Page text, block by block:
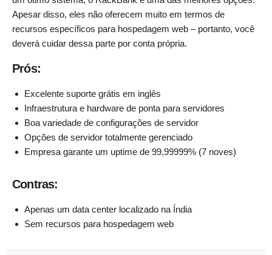
Apesar disso, eles não oferecem muito em termos de
recursos específicos para hospedagem web – portanto, você
deverá cuidar dessa parte por conta própria.
Prós:
Excelente suporte grátis em inglês
Infraestrutura e hardware de ponta para servidores
Boa variedade de configurações de servidor
Opções de servidor totalmente gerenciado
Empresa garante um uptime de 99,99999% (7 noves)
Contras:
Apenas um data center localizado na Índia
Sem recursos para hospedagem web